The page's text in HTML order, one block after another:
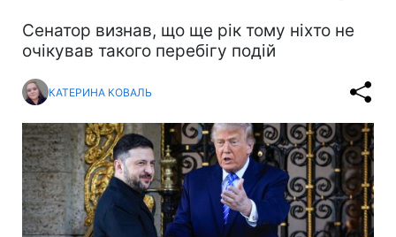
Сенатор визнав, що ще рік тому ніхто не
очікував такого перебігу подій
КАТЕРИНА КОВАЛЬ